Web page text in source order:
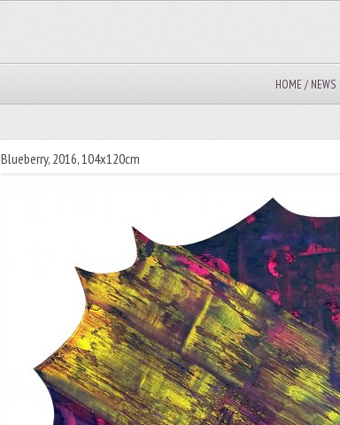
HOME / NEWS
Blueberry, 2016, 104x120cm